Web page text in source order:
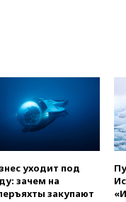
уходит под
зачем на
закупают